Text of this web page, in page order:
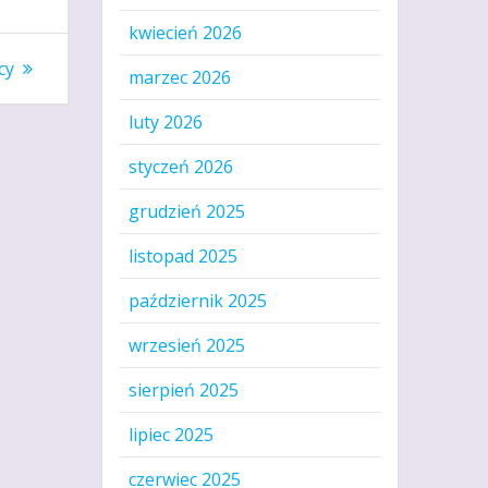
kwiecień 2026
marzec 2026
luty 2026
styczeń 2026
grudzień 2025
listopad 2025
październik 2025
wrzesień 2025
sierpień 2025
lipiec 2025
czerwiec 2025